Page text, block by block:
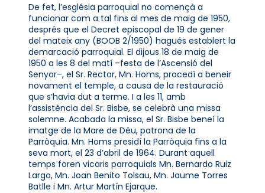
De fet, l’església parroquial no començà a
funcionar com a tal fins al mes de maig de 1950,
després que el Decret episcopal de 19 de gener
del mateix any (BOOB 2/1950) hagués establert la
demarcació parroquial. El dijous 18 de maig de
1950 a les 8 del matí –festa de l’Ascensió del
Senyor–, el Sr. Rector, Mn. Homs, procedí a beneir
novament el temple, a causa de la restauració
que s’havia dut a terme. I a les 11, amb
l’assistència del Sr. Bisbe, se celebrà una missa
solemne. Acabada la missa, el Sr. Bisbe beneí la
imatge de la Mare de Déu, patrona de la
Parròquia. Mn. Homs presidí la Parròquia fins a la
seva mort, el 23 d’abril de 1964. Durant aquell
temps foren vicaris parroquials Mn. Bernardo Ruiz
Largo, Mn. Joan Benito Tolsau, Mn. Jaume Torres
Batlle i Mn. Artur Martín Ejarque.